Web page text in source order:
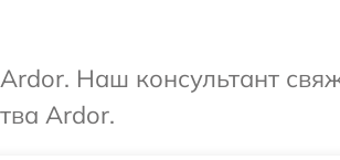
Наш консультант
Ardor.